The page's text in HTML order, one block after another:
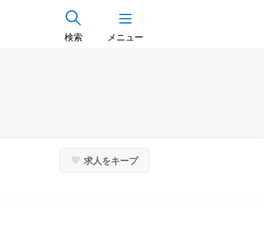
検索 メニュー
求人をキープ